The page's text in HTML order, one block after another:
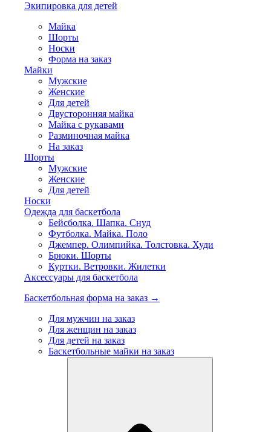
Экипировка для детей
Майка
Шорты
Носки
Форма на заказ
Майки
Мужские
Женские
Для детей
Двусторонняя майка
Майка с рукавами
Разминочная майка
На заказ
Шорты
Мужские
Женские
Для детей
Носки
Одежда для баскетбола
Бейсболка. Шапка. Снуд
Футболка. Майка. Поло
Джемпер. Олимпийка. Толстовка. Худи
Брюки. Шорты
Куртки. Ветровки. Жилетки
Аксессуары для баскетбола
Баскетбольная форма на заказ →
Для мужчин на заказ
Для женщин на заказ
Для детей на заказ
Баскетбольные майки на заказ